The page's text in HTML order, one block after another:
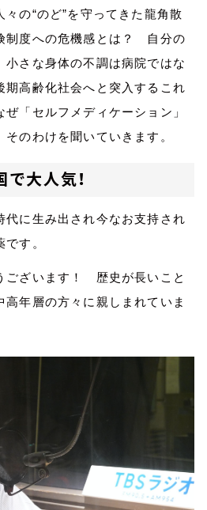
の“のど”を守ってきた龍角散
制度への危機感とは？ 自分の
小さな身体の不調は病院ではな
期高齢化社会へと突入するこれ
「セルフメディケーション」
のわけを聞いていきます。
大人気！
代に生み出され今なお支持され
です。
ございます！ 歴史が長いこと
高年層の方々に親しまれていま